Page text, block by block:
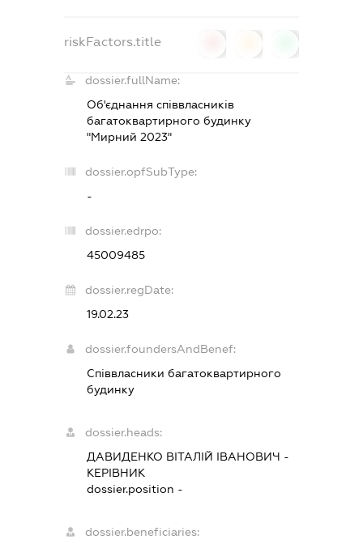
riskFactors.title
dossier.fullName:
Об'єднання співвласників
багатоквартирного будинку
"Мирний 2023"
dossier.opfSubType:
-
dossier.edrpo:
45009485
dossier.regDate:
19.02.23
dossier.foundersAndBenef:
Співвласники багатоквартирного
будинку
dossier.heads:
ДАВИДЕНКО ВІТАЛІЙ ІВАНОВИЧ -
КЕРІВНИК
dossier.position -
dossier.beneficiaries: